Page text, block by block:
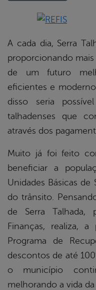
A cada dia, Serra
proporcionando mais
de um futuro
eficientes e
disso seria
talhadenses que
através dos
Muito já foi feito
beneficiar a
Unidades Básicas de
do trânsito.
de Serra Talhada,
Finanças, realiza,
Programa de
descontos de até
o município
melhorando a vida da